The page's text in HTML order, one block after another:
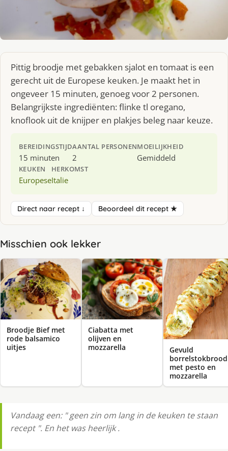
Pittig broodje met gebakken sjalot en tomaat is een
gerecht uit de Europese keuken. Je maakt het in
ongeveer 15 minuten, genoeg voor 2 personen.
Belangrijkste ingrediënten: flinke tl oregano,
knoflook uit de knijper en plakjes beleg naar keuze.
BEREIDINGSTIJD
15 minuten
AANTAL PERSONEN
2
MOEILIJKHEID
Gemiddeld
KEUKEN
Europese
HERKOMST
Italie
Direct naar recept ↓ Beoordeel dit recept ★
Misschien ook lekker
Broodje Bief met
rode balsamico
uitjes
Ciabatta met
olijven en
mozzarella
Gevuld
borrelstokbrood
met pesto en
mozzarella
Vandaag een: " geen zin om lang in de keuken te staan
recept ". En het was heerlijk .